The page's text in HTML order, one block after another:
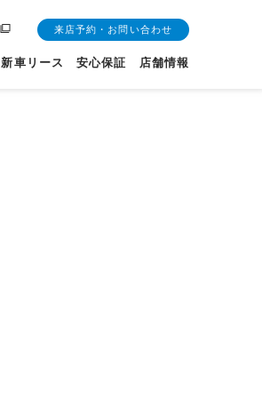
来店予約・お問い合わせ
新車リース 安心保証 店舗情報